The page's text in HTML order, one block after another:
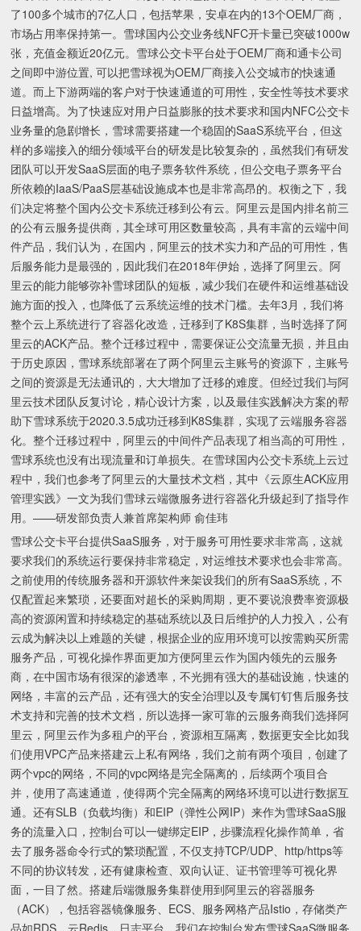
了100多个城市的7亿人口，包括苹果，安卓在内的13个OEM厂商，
市场占用率保持第一。雪球国内公交业务线NFC开卡量已突破1000w
张，充值金额近20亿元。雪球公交卡平台处于OEM厂商和通卡公司
之间即中游位置, 可以把雪球视为OEM厂商接入公交城市的快速通
道。而上下游两端的客户对于快速通道的可用性，安全性等技术要求
日益增高。为了快速应对用户日益膨胀的技术要求和国内NFC公交卡
业务量的急剧增长，雪球需要搭建一个稳固的SaaS系统平台，但这
样的多端接入的细分领域平台的研发是比较复杂的，虽然我们有研发
团队可以开发SaaS层面的电子票务软件系统，但公交电子票务平台
所依赖的IaaS/PaaS层基础设施成本也是非常高昂的。权衡之下，我
们决定将整个国内公交卡系统迁移到公有云。阿里云是国内排名前三
的公有云服务提供商，其全球可用区数量较高，具有丰富的云端中间
件产品，我们认为，在国内，阿里云的技术实力和产品的可用性，售
后服务能力是最强的，因此我们在2018年伊始，选择了阿里云。阿
里云的能力能够弥补雪球团队的短板，减少我们在硬件和运维基础设
施方面的投入，也降低了云系统运维的技术门槛。去年3月，我们将
整个云上系统进行了容器化改造，迁移到了K8S集群，当时选择了阿
里云的ACK产品。整个迁移过程中，需要保证公交流量无损，并且由
于历史原因，雪球系统部署在了两个阿里云主账号的资源下，主账号
之间的资源是无法通讯的，大大增加了迁移的难度。但经过我们与阿
里云技术团队反复讨论，精心设计方案，以及最佳实践解决方案的帮
助下雪球系统于2020.3.5成功迁移到K8S集群，实现了云端服务容器
化。整个迁移过程中，阿里云的中间件产品表现了相当高的可用性，
雪球系统也没有出现流量和订单损失。在雪球国内公交卡系统上云过
程中，我们也参考了阿里云的大量技术文档，其中《云原生ACK应用
管理实践》一文为我们雪球云端微服务进行容器化升级起到了指导作
用。——研发部负责人兼首席架构师 俞佳玮
雪球公交卡平台提供SaaS服务，对于服务可用性要求非常高，这就
要求我们的系统运行要保持非常稳定，对运维技术要求也会非常高。
之前使用的传统服务器和开源软件来架设我们的所有SaaS系统，不
仅配置起来繁琐，还要面对超长的采购周期，更不要说浪费率资源极
高的资源闲置和持续稳定的基础系统以及日后维护的人力投入，公有
云成为解决以上难题的关键，根据企业的应用环境可以按需购买所需
服务产品，可视化操作界面更加方便阿里云作为国内领先的云服务
商，在中国市场有很深的渗透率，不光拥有强大的基础设施，快速的
网络，丰富的云产品，还有强大的安全治理以及专属钉钉售后服务技
术支持和完善的技术文档，所以选择一家可靠的云服务商我们选择阿
里云，阿里云作为多租户的平台，资源相互隔离，数据更安全比如我
们使用VPC产品来搭建云上私有网络，我们之前有两个项目，创建了
两个vpc的网络，不同的vpc网络是完全隔离的，后续两个项目合
并，使用了高速通道，使得两个完全隔离的网络环境可以进行数据互
通。还有SLB（负载均衡）和EIP（弹性公网IP）来作为雪球SaaS服
务的流量入口，控制台可以一键绑定EIP，步骤流程化操作简单，省
去了服务器命令行式的繁琐配置，不仅支持TCP/UDP、http/https等
不同的协议转发，还有健康检查、双向认证、证书管理等可视化界
面，一目了然。搭建后端微服务集群使用到阿里云的容器服务
（ACK），包括容器镜像服务、ECS、服务网格产品Istio，存储类产
品如RDS，云Redis，日志平台，我们在控制台发布雪球SaaS微服务